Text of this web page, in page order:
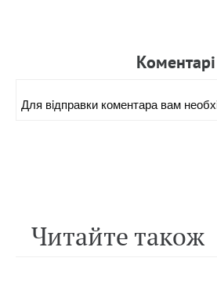
Коментарi
Для вiдправки коментара вам
Читайте також